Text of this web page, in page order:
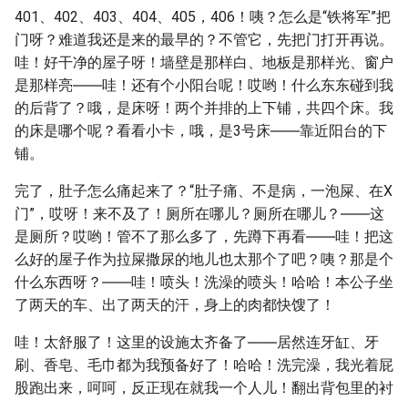
401、402、403、404、405，406！咦？怎么是“铁将军”把
门呀？难道我还是来的最早的？不管它，先把门打开再说。
哇！好干净的屋子呀！墙壁是那样白、地板是那样光、窗户
是那样亮――哇！还有个小阳台呢！哎哟！什么东东碰到我
的后背了？哦，是床呀！两个并排的上下铺，共四个床。我
的床是哪个呢？看看小卡，哦，是3号床――靠近阳台的下
铺。
完了，肚子怎么痛起来了？“肚子痛、不是病，一泡屎、在X
门”，哎呀！来不及了！厕所在哪儿？厕所在哪儿？――这
是厕所？哎哟！管不了那么多了，先蹲下再看――哇！把这
么好的屋子作为拉屎撒尿的地儿也太那个了吧？咦？那是个
什么东西呀？――哇！喷头！洗澡的喷头！哈哈！本公子坐
了两天的车、出了两天的汗，身上的肉都快馊了！
哇！太舒服了！这里的设施太齐备了――居然连牙缸、牙
刷、香皂、毛巾都为我预备好了！哈哈！洗完澡，我光着屁
股跑出来，呵呵，反正现在就我一个人儿！翻出背包里的衬